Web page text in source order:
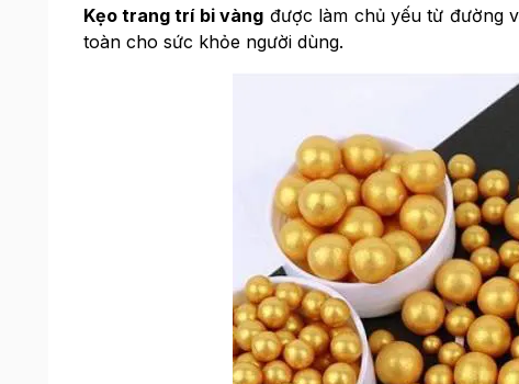
Kẹo trang trí bi vàng được làm chủ yếu từ đường
toàn cho sức khỏe người dùng.